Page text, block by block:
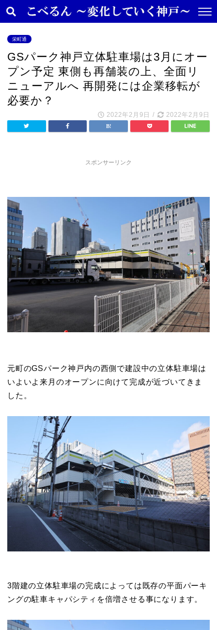
栄町通
GSパーク神戸立体駐車場は3月にオー
プン予定 東側も再舗装の上、全面リ
ニューアルへ 再開発には企業移転が
必要か？
2022年2月9日 / 2022年2月9日
スポンサーリンク
元町のGSパーク神戸内の西側で建設中の立体駐車場は
いよいよ来月のオープンに向けて完成が近づいてきま
した。
3階建の立体駐車場の完成によっては既存の平面パーキ
ングの駐車キャパシティを倍増させる事になります。